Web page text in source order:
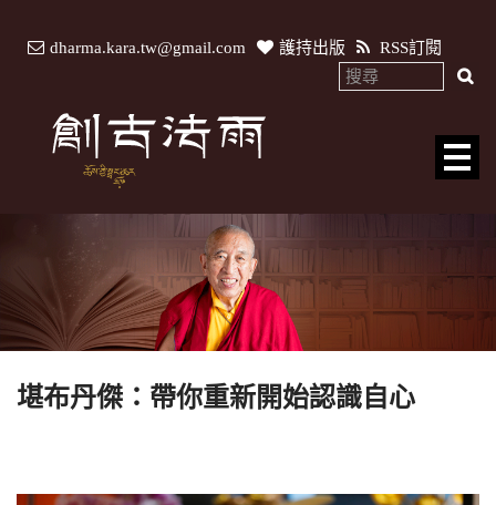
dharma.kara.tw@gmail.com 護持出版 RSS訂閱
堪布丹傑：帶你重新開始認識自心